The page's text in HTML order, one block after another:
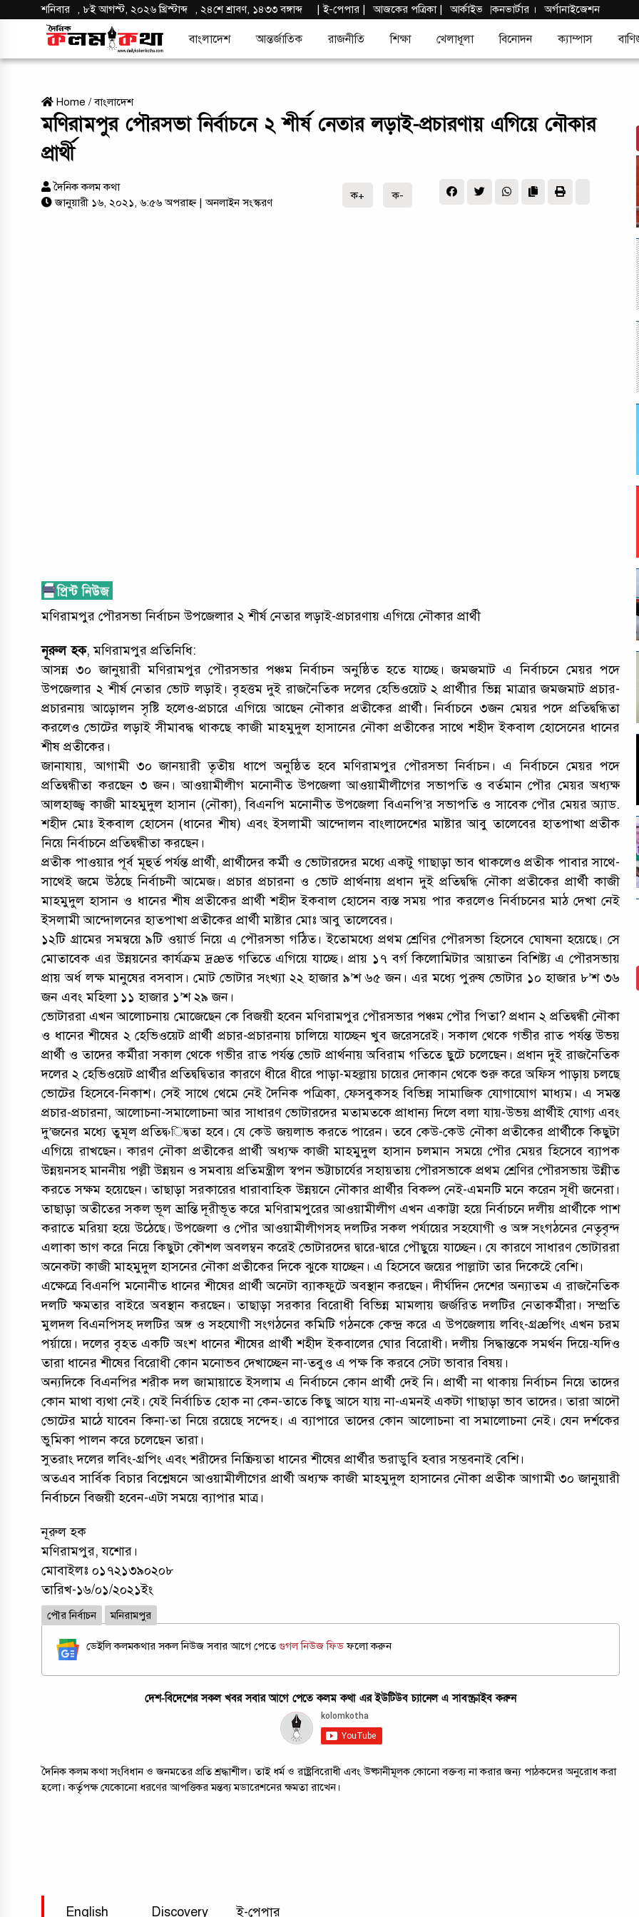
শনিবার , ৮ই আগস্ট, ২০২৬ খ্রিস্টাব্দ ,২৪শে শ্রাবণ, ১৪৩৩ বঙ্গাব্দ |ই-পেপার | আজকের পত্রিকা | আর্কাইভ |কনভার্টার । অর্গানাইজেশন
বাংলাদেশ আন্তর্জাতিক রাজনীতি শিক্ষা খেলাধূলা বিনোদন ক্যাম্পাস
Home /বাংলাদেশ
মণিরামপুর পৌরসভা নির্বাচনে ২ শীর্ষ নেতার লড়াই-প্রচারণায় এগিয়ে নৌকার
প্রার্থী
দৈনিক কলম কথা
জানুয়ারী ১৬, ২০২১, ৬:৫৬ অপরাহ্ন | অনলাইন সংস্করণ
ক+ ক-
মণিরামপুর পৌরসভা নির্বাচন উপজেলার ২ শীর্ষ নেতার লড়াই-প্রচারণায় এগিয়ে নৌকার প্রার্থী
নূরুল হক, মণিরামপুর প্রতিনিধি:
আসন্ন ৩০ জানুয়ারী মণিরামপুর পৌরসভার পঞ্চম নির্বাচন অনুষ্ঠিত হতে যাচ্ছে। জমজমাট এ নির্বাচনে মেয়র পদে
উপজেলার ২ শীর্ষ নেতার ভোট লড়াই। বৃহত্তম দুই রাজনৈতিক দলের হেভিওয়েট ২ প্রার্থীার ভিন্ন মাত্রার জমজমাট প্রচার-
প্রচারনায় আড়োলন সৃষ্টি হলেও-প্রচারে এগিয়ে আছেন নৌকার প্রতীকের প্রার্থী। নির্বাচনে ৩জন মেয়র পদে প্রতিদ্বন্ধিতা
করলেও ভোটের লড়াই সীমাবদ্ধ থাকছে কাজী মাহমুদুল হাসানের নৌকা প্রতীকের সাথে শহীদ ইকবাল হোসেনের ধানের
শীষ প্রতীকের।
জানাযায়, আগামী ৩০ জানয়ারী তৃতীয় ধাপে অনুষ্ঠিত হবে মণিরামপুর পৌরসভা নির্বাচন। এ নির্বাচনে মেয়র পদে
প্রতিদ্বন্ধীতা করছেন ৩ জন। আওয়ামীলীগ মনোনীত উপজেলা আওয়ামীলীগের সভাপতি ও বর্তমান পৌর মেয়র অধ্যক্ষ
আলহাজ্জ্ব কাজী মাহমুদুল হাসান (নৌকা), বিএনপি মনোনীত উপজেলা বিএনপি’র সভাপতি ও সাবেক পৌর মেয়র অ্যাড.
শহীদ মোঃ ইকবাল হোসেন (ধানের শীষ) এবং ইসলামী আন্দোলন বাংলাদেশের মাষ্টার আবু তালেবের হাতপাখা প্রতীক
নিয়ে নির্বাচনে প্রতিদ্বন্ধীতা করছেন।
প্রতীক পাওয়ার পূর্ব মূহুর্ত পর্যন্ত প্রার্থী, প্রার্থীদের কর্মী ও ভোটারদের মধ্যে একটু গাছাড়া ভাব থাকলেও প্রতীক পাবার সাথে-
সাথেই জমে উঠছে নির্বাচনী আমেজ। প্রচার প্রচারনা ও ভোট প্রার্থনায় প্রধান দুই প্রতিদ্বন্ধি নৌকা প্রতীকের প্রার্থী কাজী
মাহমুদুল হাসান ও ধানের শীষ প্রতীকের প্রার্থী শহীদ ইকবাল হোসেন ব্যস্ত সময় পার করলেও নির্বাচনের মাঠ দেখা নেই
ইসলামী আন্দোলনের হাতপাখা প্রতীকের প্রার্থী মাষ্টার মোঃ আবু তালেবের।
১২টি গ্রামের সমন্বয়ে ৯টি ওয়ার্ড নিয়ে এ পৌরসভা গঠিত। ইতোমধ্যে প্রথম শ্রেণির পৌরসভা হিসেবে ঘোষনা হয়েছে। সে
মোতাবেক এর উন্নয়নের কার্যক্রম দ্রæত গতিতে এগিয়ে যাচ্ছে। প্রায় ১৭ বর্গ কিলোমিটার আয়াতন বিশিষ্ট্য এ পৌরসভায়
প্রায় অর্ধ লক্ষ মানুষের বসবাস। মোট ভোটার সংখ্যা ২২ হাজার ৯’শ ৬৫ জন। এর মধ্যে পুরুষ ভোটার ১০ হাজার ৮’শ ৩৬
জন এবং মহিলা ১১ হাজার ১’শ ২৯ জন।
ভোটাররা এখন আলোচনায় মোজেছেন কে বিজয়ী হবেন মণিরামপুর পৌরসভার পঞ্চম পৌর পিতা? প্রধান ২ প্রতিদ্বন্ধী নৌকা
ও ধানের শীষের ২ হেভিওয়েট প্রার্থী প্রচার-প্রচারনায় চালিয়ে যাচ্ছেন খুব জরেসরেই। সকাল থেকে গভীর রাত পর্যন্ত উভয়
প্রার্থী ও তাদের কর্মীরা সকাল থেকে গভীর রাত পর্যন্ত ভোট প্রার্থনায় অবিরাম গতিতে ছুটে চলেছেন। প্রধান দুই রাজনৈতিক
দলের ২ হেভিওয়েট প্রার্থীর প্রতিদ্বদ্বিতার কারণে ধীরে ধীরে পাড়া-মহল্লায় চায়ের দোকান থেকে শুরু করে অফিস পাড়ায় চলছে
ভোটের হিসেবে-নিকাশ। সেই সাথে থেমে নেই দৈনিক পত্রিকা, ফেসবুকসহ বিভিন্ন সামাজিক যোগাযোগ মাধ্যম। এ সমস্ত
প্রচার-প্রচারনা, আলোচনা-সমালোচনা আর সাধারণ ভোটারদের মতামতকে প্রাধান্য দিলে বলা যায়-উভয় প্রার্থীই যোগ্য এবং
দু’জনের মধ্যে তুমূল প্রতিদ্ব›িদ্বতা হবে। যে কেউ জয়লাভ করতে পারেন। তবে কেউ-কেউ নৌকা প্রতীকের প্রার্থীকে কিছুটা
এগিয়ে রাখছেন। কারণ নৌকা প্রতীকের প্রার্থী অধ্যক্ষ কাজী মাহমুদুল হাসান চলমান সময়ে পৌর মেয়র হিসেবে ব্যাপক
উন্নয়নসহ মাননীয় পল্লী উন্নয়ন ও সমবায় প্রতিমন্ত্রীল স্বপন ভট্টাচার্যের সহায়তায় পৌরসভাকে প্রথম শ্রেণির পৌরসভায় উন্নীত
করতে সক্ষম হয়েছেন। তাছাড়া সরকারের ধারাবাহিক উন্নয়নে নৌকার প্রার্থীর বিকল্প নেই-এমনটি মনে করেন সূধী জনেরা।
তাছাড়া অতীতের সকল ভূল ভ্রান্তি দূরীভূত করে মণিরামপুরের আওয়ামীলীগ এখন একাট্টা হয়ে নির্বাচনে দলীয় প্রার্থীকে পাশ
করাতে মরিয়া হয়ে উঠেছে। উপজেলা ও পৌর আওয়ামীলীগসহ দলটির সকল পর্যায়ের সহযোগী ও অঙ্গ সংগঠনের নেতৃবৃন্দ
এলাকা ভাগ করে নিয়ে কিছুটা কৌশল অবলম্বন করেই ভোটারদের দ্বারে-দ্বারে পৌছুয়ে যাচ্ছেন। যে কারণে সাধারণ ভোটাররা
অনেকটা কাজী মাহমুদুল হাসনের নৌকা প্রতীকের দিকে ঝুকে যাচ্ছেন। এ হিসেবে জয়ের পাল্লাটা তার দিকেইে বেশি।
এক্ষেত্রে বিএনপি মনোনীত ধানের শীষের প্রার্থী অনেটা ব্যাকফুটে অবস্থান করছেন। দীর্ঘদিন দেশের অন্যাতম এ রাজনৈতিক
দলটি ক্ষমতার বাইরে অবস্থান করছেন। তাছাড়া সরকার বিরোধী বিভিন্ন মামলায় জর্জরিত দলটির নেতাকর্মীরা। সম্প্রতি
মুলদল বিএনপিসহ দলটির অঙ্গ ও সহযোগী সংগঠনের কমিটি গঠনকে কেন্দ্র করে এ উপজেলায় লবিং-গ্রæপিং এখন চরম
পর্য়ায়ে। দলের বৃহত একটি অংশ ধানের শীষের প্রার্থী শহীদ ইকবালের ঘোর বিরোধী। দলীয় সিদ্ধান্তকে সমর্থন দিয়ে-যদিও
তারা ধানের শীষের বিরোধী কোন মনোভব দেখাচ্ছেন না-তবুও এ পক্ষ কি করবে সেটা ভাবার বিষয়।
অন্যদিকে বিএনপির শরীক দল জামায়াতে ইসলাম এ নির্বাচনে কোন প্রার্থী দেই নি। প্রার্থী না থাকায় নির্বাচন নিয়ে তাদের
কোন মাথা ব্যথা নেই। যেই নির্বাচিত হোক না কেন-তাতে কিছু আসে যায় না-এমনই একটা গাছাড়া ভাব তাদের। তারা আদৌ
ভোটের মাঠে যাবেন কিনা-তা নিয়ে রয়েছে সন্দেহ। এ ব্যাপারে তাদের কোন আলোচনা বা সমালোচনা নেই। যেন দর্শকের
ভুমিকা পালন করে চলেছেন তারা।
সুতরাং দলের লবিং-গ্রপিং এবং শরীদের নিষ্ক্রিয়তা ধানের শীষের প্রার্থীর ভরাডুবি হবার সম্ভবনাই বেশি।
অতএব সার্বিক বিচার বিশ্লেষনে আওয়ামীলীগের প্রার্থী অধ্যক্ষ কাজী মাহমুদুল হাসানের নৌকা প্রতীক আগামী ৩০ জানুয়ারী
নির্বাচনে বিজয়ী হবেন-এটা সময়ে ব্যাপার মাত্র।
নূরুল হক
মণিরামপুর, যশোর।
মোবাইলঃ ০১৭২১৩৯০২০৮
তারিখ-১৬/০১/২০২১ইং
পৌর নির্বাচন মনিরামপুর
ডেইলি কলমকথার সকল নিউজ সবার আগে পেতেগুগল নিউজ ফিডফলো করুন
দেশ-বিদেশের সকল খবর সবার আগে পেতে কলম কথা এর ইউটিউব চ্যানেল এ সাবস্ক্রাইব করুন
দৈনিক কলম কথা সংবিধান ও জনমতের প্রতি শ্রদ্ধাশীল। তাই ধর্ম ও রাষ্ট্রবিরোধী এবং উষ্কানীমূলক কোনো বক্তব্য না করার জন্য পাঠকদের অনুরোধ করা
হলো। কর্তৃপক্ষ যেকোনো ধরণের আপত্তিকর মন্তব্য মডারেশনের ক্ষমতা রাখেন।
English Discovery ই-পেপার